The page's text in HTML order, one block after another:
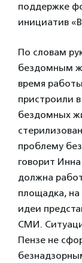
поддержке
инициатив
По словам
бездомным
время
пристроили
бездомных
проблему
говорит
должна
площадка,
идеи
СМИ.
Пензе не